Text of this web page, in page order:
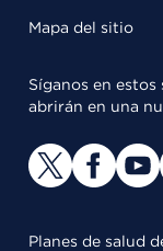
Mapa del sitio
Síganos en
abrirán en una
Planes de salud